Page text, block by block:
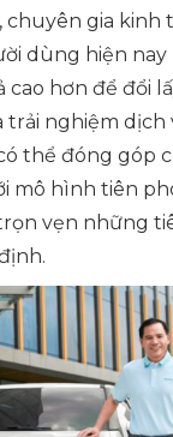
chuyên gia kinh
dùng hiện nay
cao hơn để đổi
trải nghiệm
thể đóng góp
mô hình tiên
vẹn những